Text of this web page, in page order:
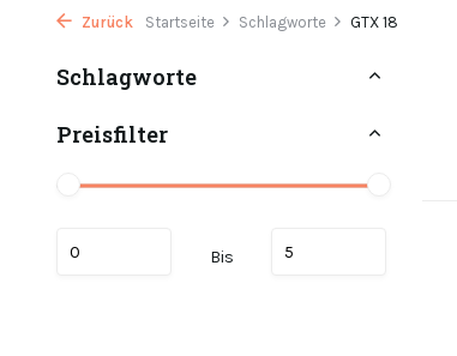
Zurück Startseite Schlagworte GTX 18
Schlagworte
Preisfilter
Bis